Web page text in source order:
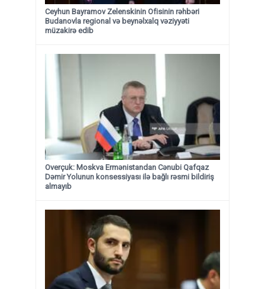
Ceyhun Bayramov Zelenskinin Ofisinin rəhbəri
Budanovla regional və beynəlxalq vəziyyəti
müzakirə edib
Overçuk: Moskva Ermənistandan Cənubi Qafqaz
Dəmir Yolunun konsessiyası ilə bağlı rəsmi bildiriş
almayıb